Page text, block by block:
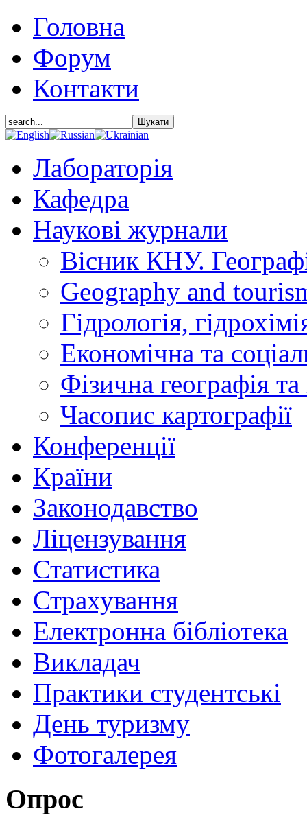
Головна
Форум
Контакти
Лабораторія
Кафедра
Наукові журнали
Вісник КНУ.
Geography and
Гідрологія,
Економічна та
Фізична географія
Часопис картографії
Конференції
Країни
Законодавство
Ліцензування
Статистика
Страхування
Електронна бібліотека
Викладач
Практики студентські
День туризму
Фотогалерея
Опрос